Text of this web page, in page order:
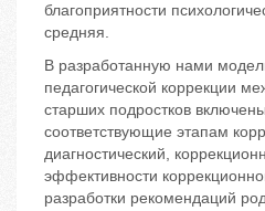
благоприятности
средняя.
В разработанную нами
педагогической коррекции
старших подростков
соответствующие этапам
диагностический,
эффективности
разработки рекомендаций